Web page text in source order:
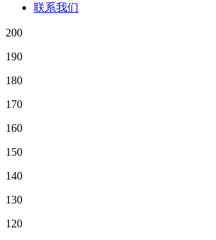
联系我们
200
190
180
170
160
150
140
130
120